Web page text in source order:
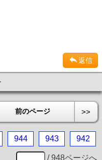
返信
前のページ >>
944 943 942
/ 948ページへ